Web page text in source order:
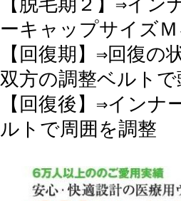
ーキャップサイズ
【回復期】⇒回復
双方の調整ベルト
【回復後】⇒イン
ルトで周囲を調整